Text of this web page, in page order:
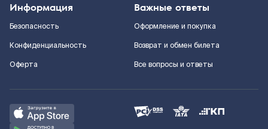
Информация
Безопасность
Конфиденциальность
Оферта
Важные ответы
Оформление и покупка
Возврат и обмен билета
Все вопросы и ответы